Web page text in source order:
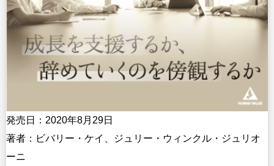
発売日：2020年8月29日
著者：ビバリー・ケイ、ジュリー・ウィンクル・ジュリオ
ーニ